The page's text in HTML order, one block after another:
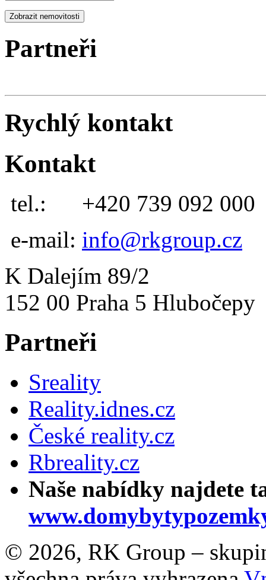
Partneři
Rychlý kontakt
Kontakt
tel.: +420 739 092 000
e-mail: info@rkgroup.cz
K Dalejím 89/2
152 00 Praha 5 Hlubočepy
Partneři
Sreality
Reality.idnes.cz
České reality.cz
Rbreality.cz
Naše nabídky najdete
© 2026, RK Group –